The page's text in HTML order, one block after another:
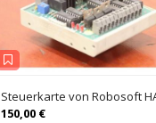
150,00 €